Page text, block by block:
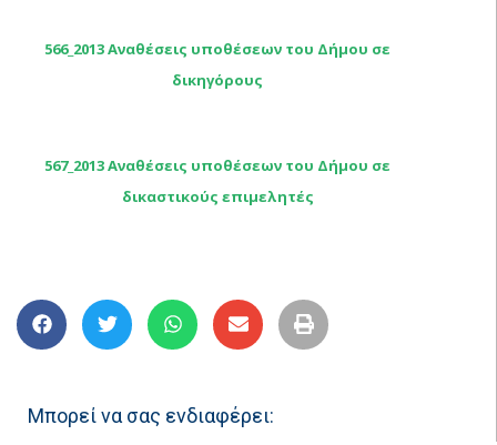
566_2013 Αναθέσεις υποθέσεων του Δήμου σε
δικηγόρους
567_2013 Αναθέσεις υποθέσεων του Δήμου σε
δικαστικούς επιμελητές
Μπορεί να σας ενδιαφέρει: